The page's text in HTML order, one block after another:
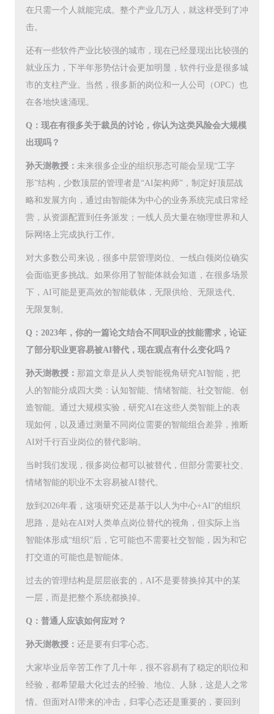
在只需一个人就能完成。整个产业几万人，就这样受到了冲
击。
还有一些软件产业比较强的城市，现在已经显现出比较强的
就业压力，下半年形势估计会更加明显，软件行业是很多城
市的支柱产业。当然，很多新的岗位和一人公司（OPC）也
在各地快速涌现。
Q：现在有很多关于裁员的讨论，你认为这类风险会大规模
出现吗？
孙天澍教授： 未来很多企业的组织形态可能会呈现“工字
形”结构，少数顶层的管理者是“AI架构师”，制定好顶层战
略和发展方向，通过由智能体为中心的业务系统完成日常经
营，从资源配置到任务派发；一线人员大量在物理世界和人
际网络上完成执行工作。
对大多数公司来说，很多中层管理岗位、一线白领岗位确实
会面临更多挑战。如果你用了智能体就会知道，在很多场景
下，AI可能是更高效的智能载体，无限供给、无限迭代、
无限复制。
Q：2023年，你的一篇论文结合不同职业的技能需求，论证
了部分职业更容易被AI替代，现在观点有什么变化吗？
孙天澍教授： 那篇文章是从人类智能视角研究AI智能，把
人的智能分成四大类：认知智能、情绪智能、社交智能、创
造智能。通过大规模实验，研究AI在这些人类智能上的表
现如何，以及通过测量不同岗位需要的智能组合差异，推断
AI对千行百业岗位的替代影响。
当时我们发现，很多岗位都可以被替代，但部分需要社交、
情绪智能的职业不太容易被AI替代。
放到2026年看，这项研究还是基于以人为中心+AI”的组织
思路，是站在AI对人类单点岗位替代的视角，但实际上当
智能体形成“组织”后，它可能也不需要社交智能，因为和它
打交道的可能也是智能体。
过去的管理结构是层层嵌套的，AI不是要替换掉其中的某
一层，而是把整个系统都换掉。
Q：普通人应该如何应对？
孙天澍教授： 还是要有归零心态。
大家毕业后辛苦工作了几十年，很不容易有了稳定的职位和
经验，都希望最大化过去的经验、地位、人脉，这是人之常
情。但面对AI带来的冲击，归零心态还是重要的，要回到